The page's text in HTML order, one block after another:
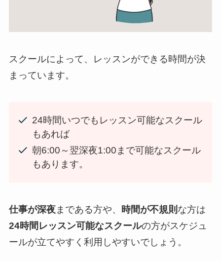
スクールによって、レッスンができる時間が決
まっています。
24時間いつでもレッスン可能なスクール
もあれば
朝6:00～翌深夜1:00まで可能なスクール
もあります。
仕事が深夜まである方や、 時間が不規則 な方は
24時間レッスン可能なスクールの方がスケジュ
ールが立てやすく利用しやすいでしょう。